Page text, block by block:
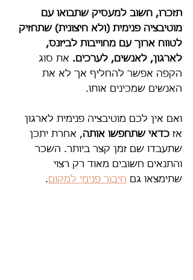
תזכרו, חשוב למעסיק שתבואו עם
מוטיבציה פנימית (ולא חיצונית) שתחזיק
לטווח ארוך עם מחוייבות לביזנס,
לארגון, לאנשים, לערכים. את סוג
הקפה אפשר להחליף אך לא את
האנשים שמכינים אותו.
ואם אין לכם מוטיבציה פנימית לארגון
אז כדאי שתחפשו אותה, אחרת יתכן
שתעבדו שם זמן קצר ביותר. השכר
והתנאים חשובים מאוד רק רצוי
שתימצאו גם חיבור פנימי למקום.